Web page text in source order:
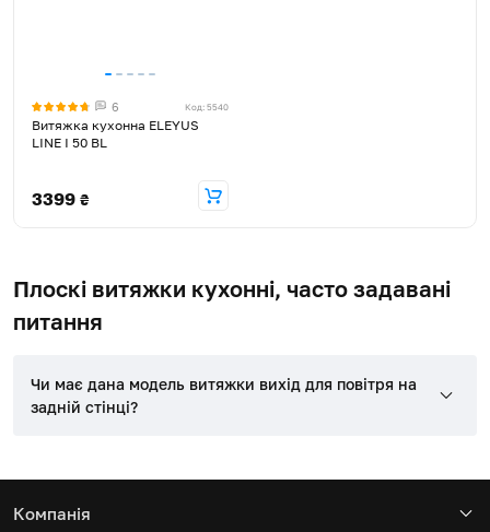
6 Код: 5540
Витяжка кухонна ELEYUS
LINE I 50 BL
3399 ₴
Плоскі витяжки кухонні, часто задавані
питання
Чи має дана модель витяжки вихід для повітря на
задній стінці?
Компанія